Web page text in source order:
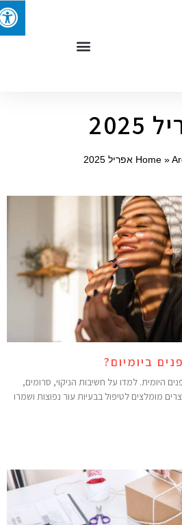
Home »
ביומיום?
למדו על חשיבות הניקוי, סרומים,
לטיפול בבעיות עור נפוצות ושמרו